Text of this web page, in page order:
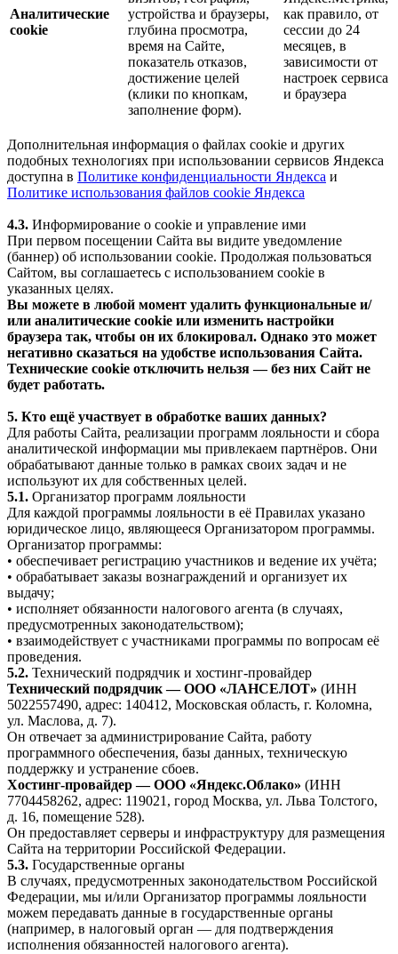
Аналитические
cookie
устройства и браузеры,
глубина просмотра,
время на Сайте,
показатель отказов,
достижение целей
(клики по кнопкам,
заполнение форм).
как правило, от
сессии до 24
месяцев, в
зависимости от
настроек сервиса
и браузера
Дополнительная информация о файлах cookie и других
подобных технологиях при использовании сервисов Яндекса
доступна в Политике конфиденциальности Яндекса и
Политике использования файлов cookie Яндекса
4.3. Информирование о cookie и управление ими
При первом посещении Сайта вы видите уведомление
(баннер) об использовании cookie. Продолжая пользоваться
Сайтом, вы соглашаетесь с использованием cookie в
указанных целях.
Вы можете в любой момент удалить функциональные и/
или аналитические cookie или изменить настройки
браузера так, чтобы он их блокировал. Однако это может
негативно сказаться на удобстве использования Сайта.
Технические cookie отключить нельзя — без них Сайт не
будет работать.
5. Кто ещё участвует в обработке ваших данных?
Для работы Сайта, реализации программ лояльности и сбора
аналитической информации мы привлекаем партнёров. Они
обрабатывают данные только в рамках своих задач и не
используют их для собственных целей.
5.1. Организатор программ лояльности
Для каждой программы лояльности в её Правилах указано
юридическое лицо, являющееся Организатором программы.
Организатор программы:
• обеспечивает регистрацию участников и ведение их учёта;
• обрабатывает заказы вознаграждений и организует их
выдачу;
• исполняет обязанности налогового агента (в случаях,
предусмотренных законодательством);
• взаимодействует с участниками программы по вопросам её
проведения.
5.2. Технический подрядчик и хостинг-провайдер
Технический подрядчик — ООО «ЛАНСЕЛОТ» (ИНН
5022557490, адрес: 140412, Московская область, г. Коломна,
ул. Маслова, д. 7).
Он отвечает за администрирование Сайта, работу
программного обеспечения, базы данных, техническую
поддержку и устранение сбоев.
Хостинг-провайдер — ООО «Яндекс.Облако» (ИНН
7704458262, адрес: 119021, город Москва, ул. Льва Толстого,
д. 16, помещение 528).
Он предоставляет серверы и инфраструктуру для размещения
Сайта на территории Российской Федерации.
5.3. Государственные органы
В случаях, предусмотренных законодательством Российской
Федерации, мы и/или Организатор программы лояльности
можем передавать данные в государственные органы
(например, в налоговый орган — для подтверждения
исполнения обязанностей налогового агента).